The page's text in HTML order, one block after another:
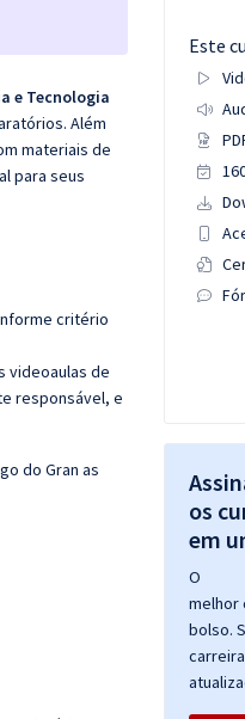
e Tecnologia
Além
materiais de
para seus
critério
videoaulas de
responsável, e
do Gran as
Este
os
em
O
melhor
bolso.